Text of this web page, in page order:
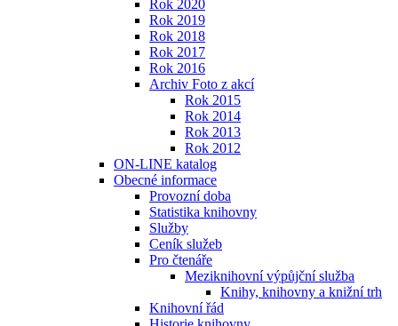
Rok 2020
Rok 2019
Rok 2018
Rok 2017
Rok 2016
Archiv Foto z akcí
Rok 2015
Rok 2014
Rok 2013
Rok 2012
ON-LINE katalog
Obecné informace
Provozní doba
Statistika knihovny
Služby
Ceník služeb
Pro čtenáře
Meziknihovní výpůjční služba
Knihy, knihovny a knižní trh
Knihovní řád